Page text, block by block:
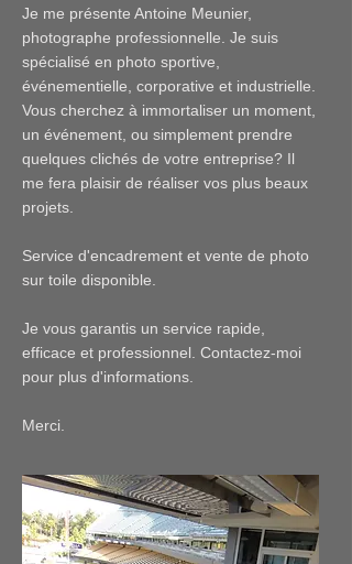
Je me présente Antoine Meunier,
photographe professionnelle. Je suis
spécialisé en photo sportive,
événementielle, corporative et industrielle.
Vous cherchez à immortaliser un moment,
un événement, ou simplement prendre
quelques clichés de votre entreprise? Il
me fera plaisir de réaliser vos plus beaux
projets.
Service d'encadrement et vente de photo
sur toile disponible.
Je vous garantis un service rapide,
efficace et professionnel. Contactez-moi
pour plus d'informations.
Merci.